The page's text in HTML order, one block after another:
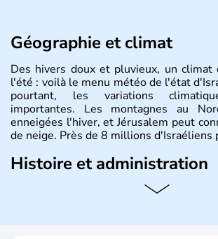
Géographie et climat
Des hivers doux et pluvieux, un climat
l'été : voilà le menu météo de l'état
pourtant, les variations
importantes. Les montagnes au
enneigées l'hiver, et Jérusalem peut
de neige. Près de 8 millions d'Israéliens
Histoire et administration
L'Israël est un état de la partie est de